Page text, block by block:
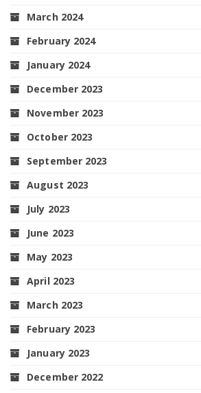
March 2024
February 2024
January 2024
December 2023
November 2023
October 2023
September 2023
August 2023
July 2023
June 2023
May 2023
April 2023
March 2023
February 2023
January 2023
December 2022